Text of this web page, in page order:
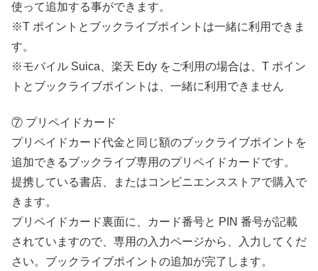
使って追加する事ができます。
※T ポイントとブックライブポイントは一緒に利用できま
す。
※モバイル Suica、楽天 Edy をご利用の場合は、T ポイン
トとブックライブポイントは、一緒に利用できません
⑦ プリペイドカード
プリペイドカード代金と同じ額のブックライブポイントを
追加できるブックライブ専用のプリペイドカードです。
提携している書店、またはコンビニエンスストアで購入で
きます。
プリペイドカード裏面に、カード番号と PIN 番号が記載
されていますので、専用の入力ページから、入力してくだ
さい。ブックライブポイントの追加が完了します。